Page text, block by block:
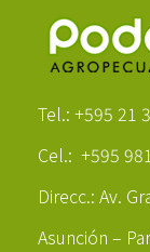
Tel.: +595 21
Cel.: +595
Direcc.: Av.
Asunción –